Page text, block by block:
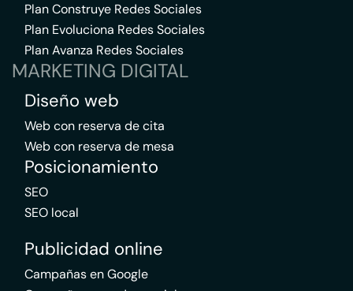
Plan Construye Redes Sociales
Plan Evoluciona Redes Sociales
Plan Avanza Redes Sociales
MARKETING DIGITAL
Diseño web
Web con reserva de cita
Web con reserva de mesa
Posicionamiento
SEO
SEO local
Publicidad online
Campañas en Google